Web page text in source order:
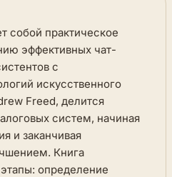
собой практическое
эффективных чат-
с
искусственного
Freed, делится
систем, начиная
и заканчивая
Книга
определение